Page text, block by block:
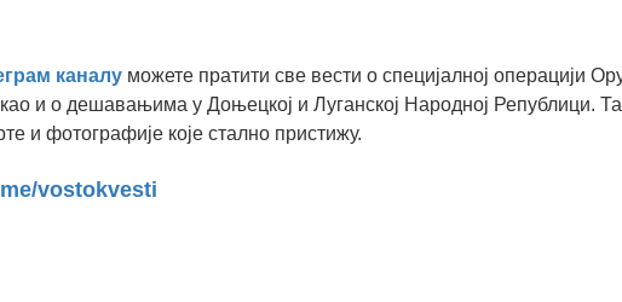
каналу можете пратити све вести о специјалној операцији
и о дешавањима у Доњецкој и Луганској Народној Републици.
и фотографије које стално пристижу.
vostokvesti